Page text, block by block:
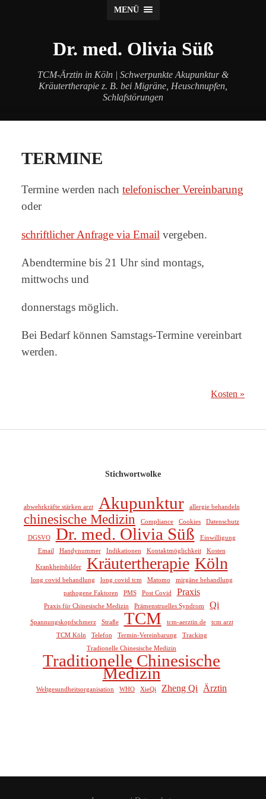
MENÜ
Dr. med. Olivia Süß
TCM-Ärztin in Köln | Schwerpunkte Akupunktur &
Kräutertherapie z. B. bei Migräne, Heuschnupfen,
Schlafstörungen
TERMINE
Termine werden nach telefonischer Vereinbarung
oder
schriftlicher Anfrage via Email vergeben.
Abendtermine bis 21 Uhr sind montags,
mittwochs und
donnerstags möglich.
Bei Bedarf können Samstags-Termine vereinbart
werden.
Kosten »
Stichwortwolke
abwehrkräfte stärken arzt Akupunktur allergie behandeln
chinesische Medizin Compliance Cookies Datenschutz
DGSVO Dr. med. Olivia Süß
Einwilligung
Email
Handynummer Indikationen Kontaktmöglichkeit Kosten
Krankheitsbilder Kräutertherapie Köln
long covid behandlung long covid tcm Matomo
mirgäne behandlung
pathogene Faktoren
PMS Post Covid Praxis
Praxis für Chinesische Medizin Prämenstruelles Syndrom Qi
Spannungskopfschmerz Straße TCM tcm-aerztin.de
tcm arzt
TCM Köln
Telefon Termin-Vereinbarung
Tracking
Tradionelle Chinesische Medizin
Traditionelle Chinesische
Medizin
Weltgesundheitsorganisation WHO XieQi Zheng Qi Ärztin